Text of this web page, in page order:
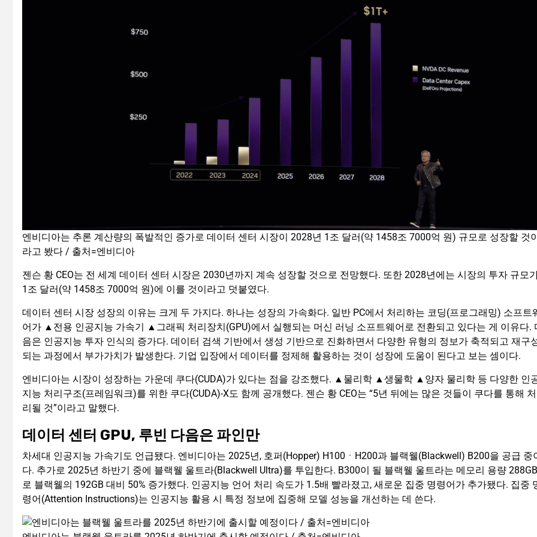
엔비디아는 추론 계산량의 폭발적인 증가로 데이터 센터 시장이 2028년 1조 달러(약 1458조 7000억 원) 규모로 성장할 것
라고 봤다 / 출처=엔비디아
젠슨 황 CEO는 전 세계 데이터 센터 시장은 2030년까지 계속 성장할 것으로 전망했다. 또한 2028년에는 시장의 투자 규모
1조 달러(약 1458조 7000억 원)에 이를 것이라고 덧붙였다.
데이터 센터 시장 성장의 이유는 크게 두 가지다. 하나는 성장의 가속화다. 일반 PC에서 처리하는 코딩(프로그래밍) 소프트
어가 ▲전용 인공지능 가속기 ▲그래픽 처리장치(GPU)에서 실행되는 머신 러닝 소프트웨어로 전환되고 있다는 게 이유다.
음은 인공지능 투자 인식의 증가다. 데이터 검색 기반에서 생성 기반으로 진화하면서 다양한 유형의 정보가 축적되고 재구
되는 과정에서 부가가치가 발생한다. 기업 입장에서 데이터를 정제해 활용하는 것이 성장에 도움이 된다고 보는 셈이다.
엔비디아는 시장이 성장하는 가운데 쿠다(CUDA)가 있다는 점을 강조했다. ▲물리학 ▲생물학 ▲양자 물리학 등 다양한 인
지능 처리구조(프레임워크)를 위한 쿠다(CUDA)-X도 함께 공개했다. 젠슨 황 CEO는 “5년 뒤에는 많은 것들이 쿠다를 통해 처
리될 것”이라고 말했다.
데이터 센터 GPU, 루빈 다음은 파인만
차세대 인공지능 가속기도 언급됐다. 엔비디아는 2025년, 호퍼(Hopper) H100ㆍH200과 블랙웰(Blackwell) B200을 공급 중
다. 추가로 2025년 하반기 중에 블랙웰 울트라(Blackwell Ultra)를 투입한다. B300이 될 블랙웰 울트라는 메모리 용량 288GB
로 블랙웰의 192GB 대비 50% 증가했다. 인공지능 언어 처리 속도가 1.5배 빨라졌고, 새로운 집중 명령어가 추가됐다. 집중
령어(Attention Instructions)는 인공지능 활용 시 특정 정보에 집중해 모델 성능을 개선하는 데 쓴다.